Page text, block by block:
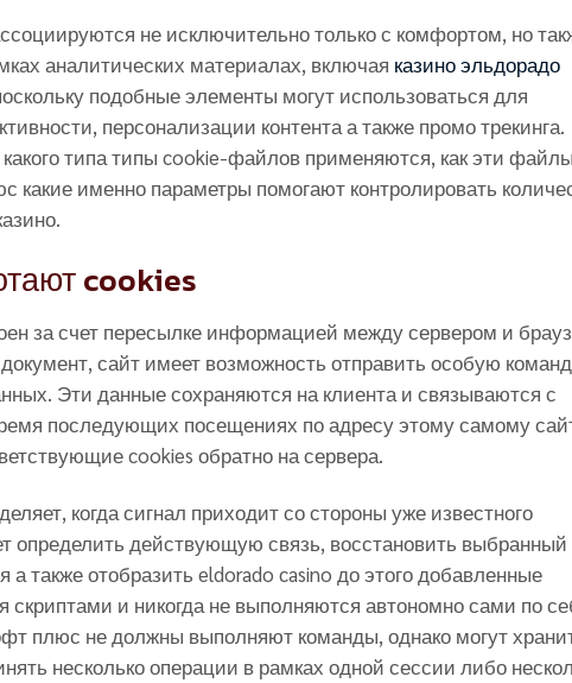
не исключительно только с комфортом, но
аналитических материалах, включая казино эльдорадо
подобные элементы могут использоваться для
персонализации контента а также промо трекинга.
типа типы cookie-файлов применяются, как эти файлы
какие именно параметры помогают контролировать
cookies
за счет пересылке информацией между сервером и
сайт имеет возможность отправить особую
Эти данные сохраняются на клиента и связываются с
последующих посещениях по адресу этому самому
cookies обратно на сервера.
когда сигнал приходит со стороны уже известного
определить действующую связь, восстановить выбранный
также отобразить eldorado casino до этого добавленные
скриптами и никогда не выполняются автономно сами по
плюс не должны выполняют команды, однако могут
несколько операции в рамках одной сессии либо